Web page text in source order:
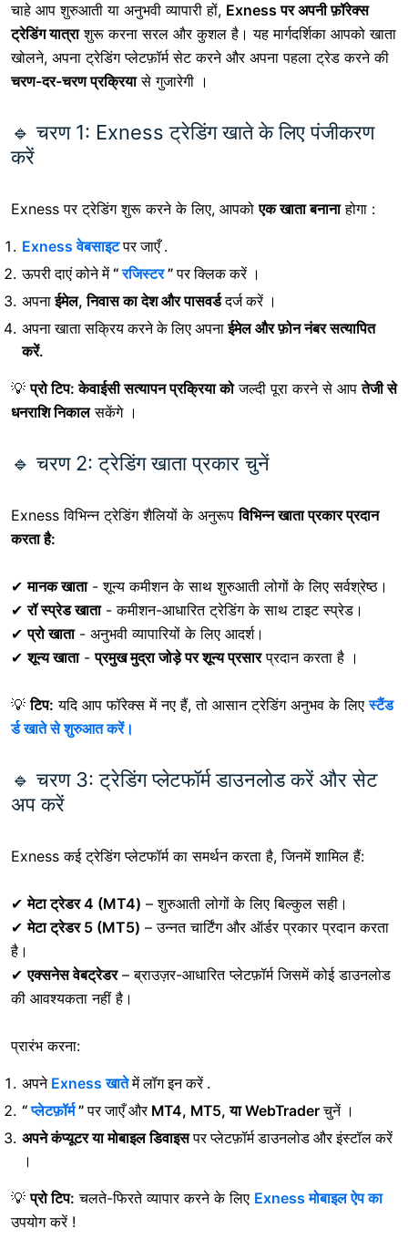
चाहे आप शुरुआती या अनुभवी व्यापारी हों, Exness पर अपनी फ़ॉरेक्स
ट्रेडिंग यात्राशुरू करना सरल और कुशल है। यह मार्गदर्शिका आपको खाता
खोलने, अपना ट्रेडिंग प्लेटफ़ॉर्म सेट करने और अपना पहला ट्रेड करने की
चरण-दर-चरण प्रक्रियासे गुजारेगी ।
🔹 चरण 1: Exness ट्रेडिंग खाते के लिए पंजीकरण
करें
Exness पर ट्रेडिंग शुरू करने के लिए, आपकोएक खाता बनानाहोगा :
Exness वेबसाइटपर जाएँ.
ऊपरी दाएं कोने में“रजिस्टर”पर क्लिक करें ।
अपनाईमेल, निवास का देश और पासवर्डदर्ज करें ।
अपना खाता सक्रिय करने के लिए अपनाईमेल और फ़ोन नंबर सत्यापित
करें.
💡प्रो टिप:केवाईसी सत्यापन प्रक्रिया कोजल्दी पूरा करने से आपतेजी से
धनराशि निकालसकेंगे ।
🔹 चरण 2: ट्रेडिंग खाता प्रकार चुनें
Exnessविभिन्न ट्रेडिंग शैलियों के अनुरूपविभिन्न खाता प्रकार प्रदान
करता है:
✔मानक खाता- शून्य कमीशन के साथ शुरुआती लोगों के लिए सर्वश्रेष्ठ।
✔रॉ स्प्रेड खाता- कमीशन-आधारित ट्रेडिंग के साथ टाइट स्प्रेड।
✔प्रो खाता- अनुभवी व्यापारियों के लिए आदर्श।
✔शून्य खाता-प्रमुख मुद्रा जोड़े पर शून्य प्रसारप्रदान करता है ।
💡टिप: यदि आप फॉरेक्स में नए हैं, तो आसान ट्रेडिंग अनुभव के लिएस्टैंड
र्ड खाते से शुरुआत करें।
🔹 चरण 3: ट्रेडिंग प्लेटफॉर्म डाउनलोड करें और सेट
अप करें
Exness कई ट्रेडिंग प्लेटफॉर्म का समर्थन करता है, जिनमें शामिल हैं:
✔मेटा ट्रेडर 4 (MT4) – शुरुआती लोगों के लिए बिल्कुल सही।
✔मेटा ट्रेडर 5 (MT5) – उन्नत चार्टिंग और ऑर्डर प्रकार प्रदान करता
है।
✔एक्सनेस वेबट्रेडर– ब्राउज़र-आधारित प्लेटफ़ॉर्म जिसमें कोई डाउनलोड
की आवश्यकता नहीं है।
प्रारंभ करना:
अपने Exness खातेमें लॉग इन करें .
“प्लेटफ़ॉर्म”पर जाएँऔर MT4, MT5, या WebTraderचुनें ।
अपने कंप्यूटर या मोबाइल डिवाइसपर प्लेटफ़ॉर्म डाउनलोड और इंस्टॉल करें
।
💡प्रो टिप: चलते-फिरते व्यापार करने के लिए Exness मोबाइल ऐप का
उपयोग करें !